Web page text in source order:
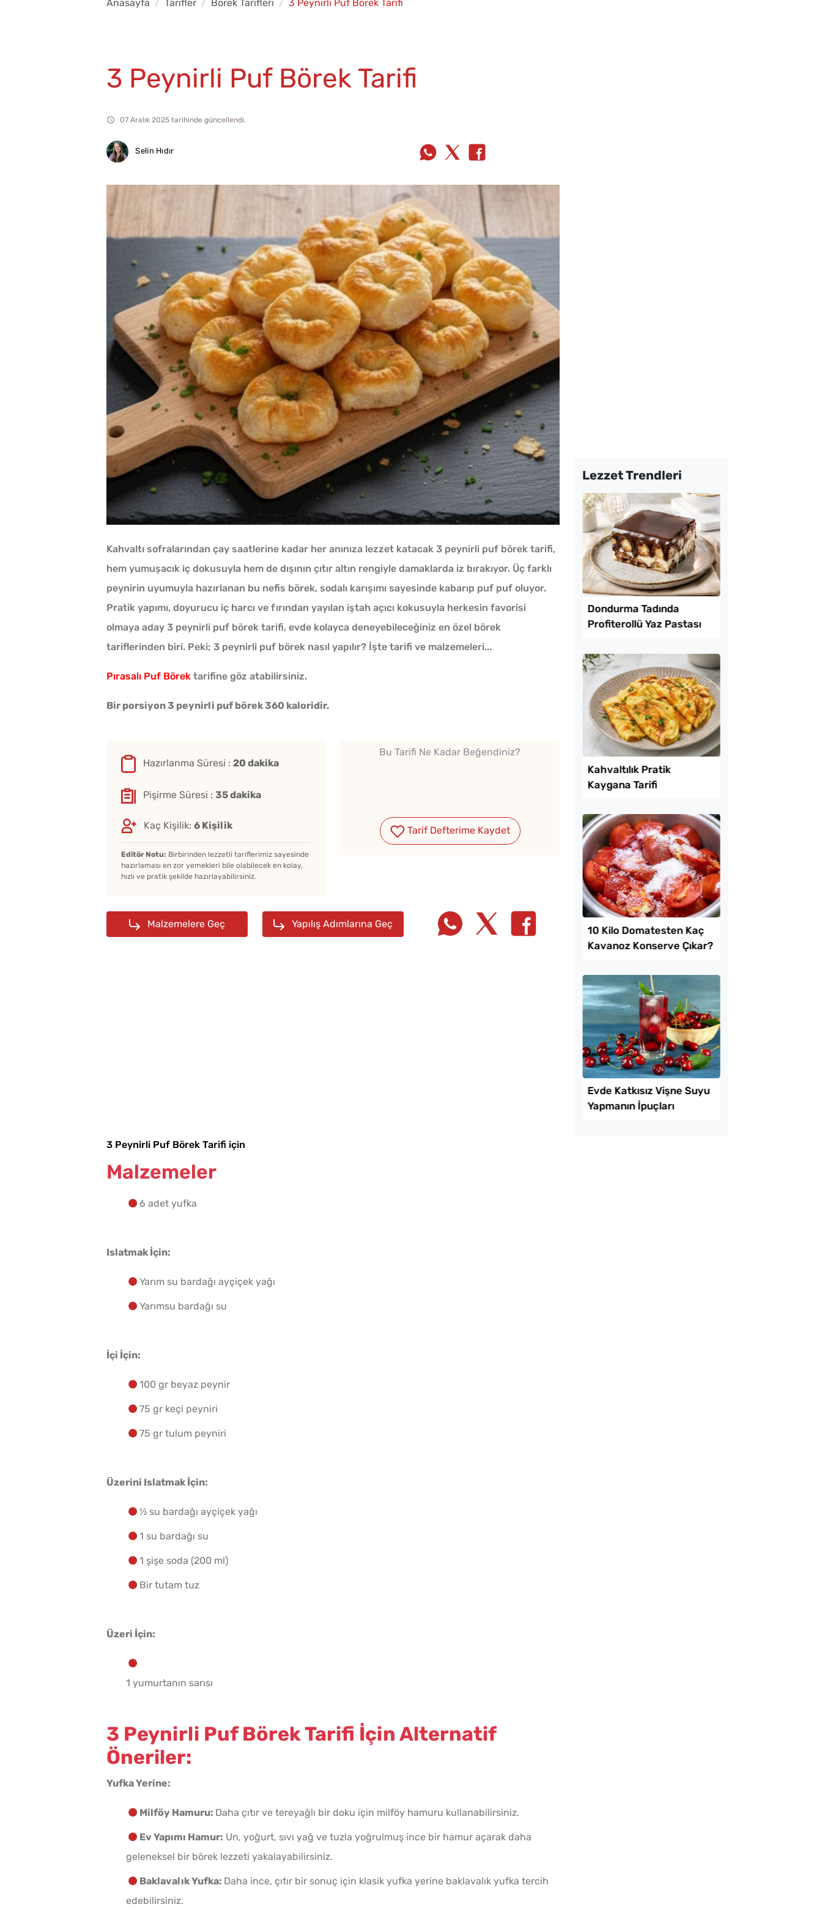
Anasayfa Tarifler Börek Tarifleri 3 Peynirli Puf Börek Tarifi
3 Peynirli Puf Börek Tarifi
07 Aralık 2025 tarihinde güncellendi.
Selin Hıdır
Kahvaltı sofralarından çay saatlerine kadar her anınıza lezzet katacak 3 peynirli puf börek tarifi,
hem yumuşacık iç dokusuyla hem de dışının çıtır altın rengiyle damaklarda iz bırakıyor. Üç farklı
peynirin uyumuyla hazırlanan bu nefis börek, sodalı karışımı sayesinde kabarıp puf puf oluyor.
Pratik yapımı, doyurucu iç harcı ve fırından yayılan iştah açıcı kokusuyla herkesin favorisi
olmaya aday 3 peynirli puf börek tarifi, evde kolayca deneyebileceğiniz en özel börek
tariflerinden biri. Peki; 3 peynirli puf börek nasıl yapılır? İşte tarifi ve malzemeleri...
Pırasalı Puf Börek tarifine göz atabilirsiniz.
Bir porsiyon 3 peynirli puf börek 360 kaloridir.
Hazırlanma Süresi : 20 dakika
Pişirme Süresi : 35 dakika
Kaç Kişilik: 6 Kişilik
Editör Notu: Birbirinden lezzetli tariflerimiz sayesinde
hazırlaması en zor yemekleri bile olabilecek en kolay,
hızlı ve pratik şekilde hazırlayabilirsiniz.
Bu Tarifi Ne Kadar Beğendiniz?
Tarif Defterime Kaydet
Malzemelere Geç Yapılış Adımlarına Geç
Lezzet Trendleri
Ev Yapımı Kuru Tarhana
Yapmanın Püf Noktası
Yağ Çekmeyen Çıtır
Patlıcan Kızartması Tarifi
Kıymalı Pide Tarifi
Tarifi
3 Peynirli Puf Börek Tarifi için
Malzemeler
6 adet yufka
Islatmak İçin:
Yarım su bardağı ayçiçek yağı
Yarımsu bardağı su
İçi İçin:
100 gr beyaz peynir
75 gr keçi peyniri
75 gr tulum peyniri
Üzerini Islatmak İçin:
½ su bardağı ayçiçek yağı
1 su bardağı su
1 şişe soda (200 ml)
Bir tutam tuz
Üzeri İçin:
1 yumurtanın sarısı
3 Peynirli Puf Börek Tarifi İçin Alternatif
Öneriler:
Yufka Yerine:
Milföy Hamuru: Daha çıtır ve tereyağlı bir doku için milföy hamuru kullanabilirsiniz.
Ev Yapımı Hamur: Un, yoğurt, sıvı yağ ve tuzla yoğrulmuş ince bir hamur açarak daha
geleneksel bir börek lezzeti yakalayabilirsiniz.
Baklavalık Yufka: Daha ince, çıtır bir sonuç için klasik yufka yerine baklavalık yufka tercih
edebilirsiniz.